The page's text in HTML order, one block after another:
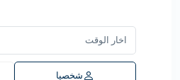
شخصيا